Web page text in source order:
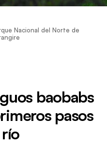
Nacional del Norte de
baobabs
pasos